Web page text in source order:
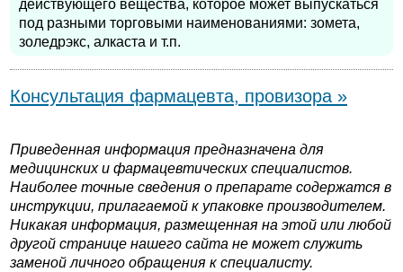
действующего вещества, которое может выпускаться
под разными торговыми наименованиями: зомета,
золедрэкс, алкаста и т.п.
Консультация фармацевта, провизора »
Приведенная информация предназначена для
медицинских и фармацевтических специалистов.
Наиболее точные сведения о препарате содержатся в
инструкции, прилагаемой к упаковке производителем.
Никакая информация, размещенная на этой или любой
другой странице нашего сайта не может служить
заменой личного обращения к специалисту.